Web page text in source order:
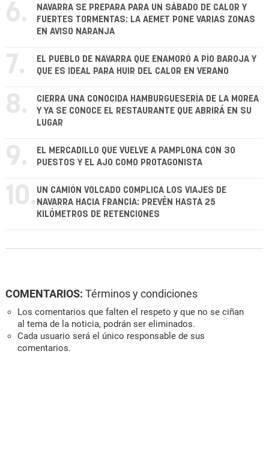
6.
NAVARRA SE PREPARA PARA UN SÁBADO DE CALOR Y
FUERTES TORMENTAS: LA AEMET PONE VARIAS ZONAS
EN AVISO NARANJA
7.
EL PUEBLO DE NAVARRA QUE ENAMORÓ A PÍO BAROJA Y
QUE ES IDEAL PARA HUIR DEL CALOR EN VERANO
8.
CIERRA UNA CONOCIDA HAMBURGUESERÍA DE LA MOREA
Y YA SE CONOCE EL RESTAURANTE QUE ABRIRÁ EN SU
LUGAR
9.
EL MERCADILLO QUE VUELVE A PAMPLONA CON 30
PUESTOS Y EL AJO COMO PROTAGONISTA
10. UN CAMIÓN VOLCADO COMPLICA LOS VIAJES DE
NAVARRA HACIA FRANCIA: PREVÉN HASTA 25
KILÓMETROS DE RETENCIONES
COMENTARIOS: Términos y condiciones
Los comentarios que falten el respeto y que no se ciñan
al tema de la noticia, podrán ser eliminados.
Cada usuario será el único responsable de sus
comentarios.